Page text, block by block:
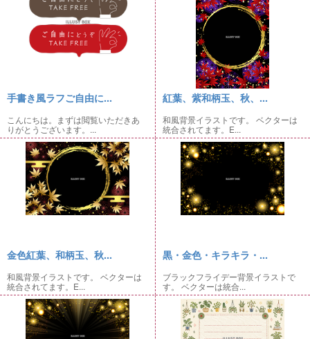
手書き風ラフご自由に...
こんにちは。まずは閲覧いただきあ
りがとうございます。...
紅葉、紫和柄玉、秋、...
和風背景イラストです。 ベクターは
統合されてます。E...
金色紅葉、和柄玉、秋...
和風背景イラストです。 ベクターは
統合されてます。E...
黒・金色・キラキラ・...
ブラックフライデー背景イラストで
す。 ベクターは統合...